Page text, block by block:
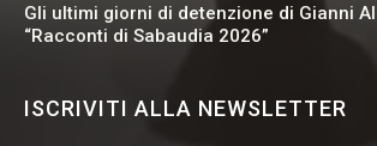
Gli ultimi giorni di detenzione di Gianni
“Racconti di Sabaudia 2026”
ISCRIVITI ALLA NEWSLETTER